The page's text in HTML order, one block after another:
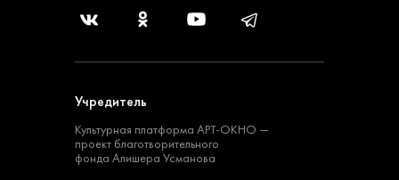
Учредитель
Культурная платформа АРТ-ОКНО —
проект благотворительного
фонда Алишера Усманова